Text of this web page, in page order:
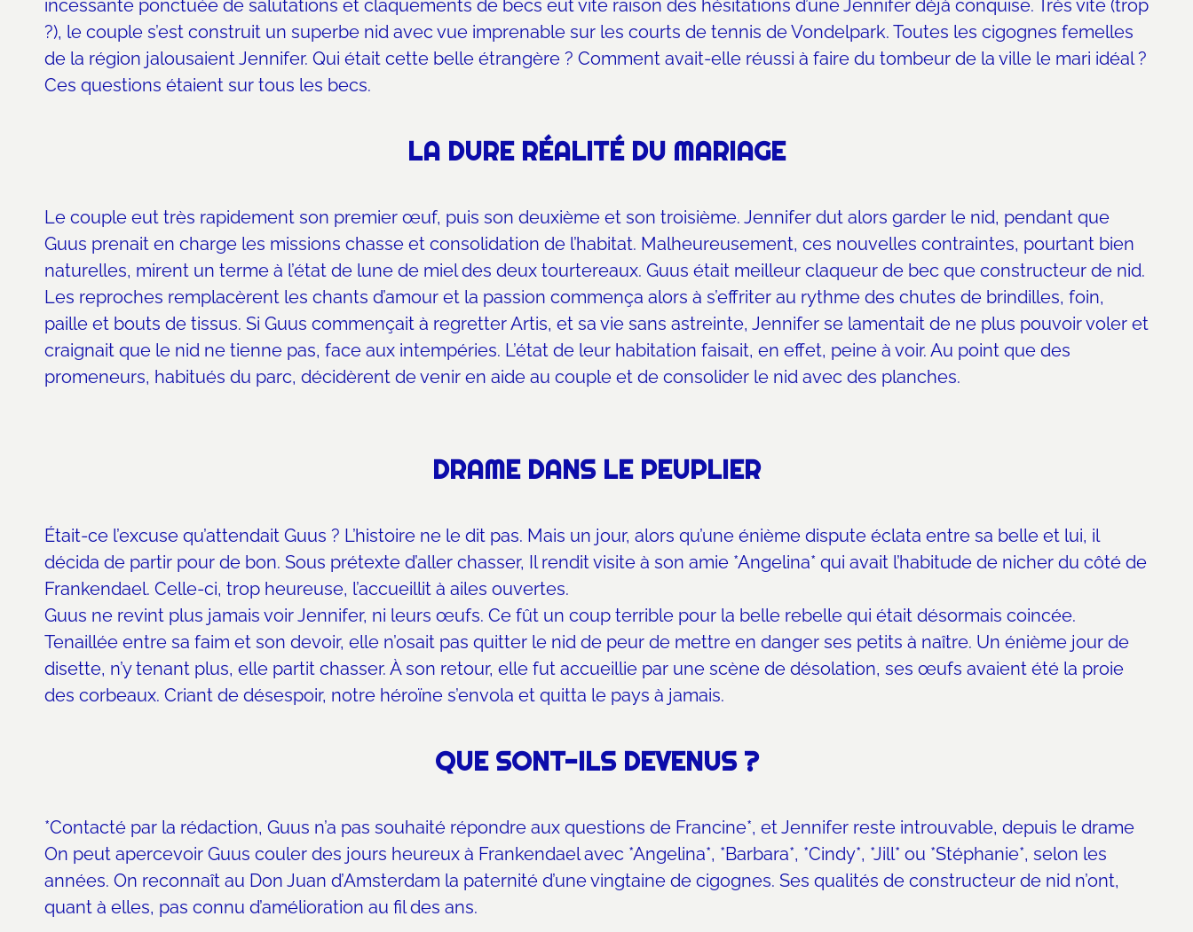
incessante ponctuée de salutations et claquements de becs eut vite raison des hésitations d’une Jennifer déjà conquise. Très vite (trop
?), le couple s’est construit un superbe nid avec vue imprenable sur les courts de tennis de Vondelpark. Toutes les cigognes femelles
de la région jalousaient Jennifer. Qui était cette belle étrangère ? Comment avait-elle réussi à faire du tombeur de la ville le mari idéal ?
Ces questions étaient sur tous les becs.
LA DURE RÉALITÉ DU MARIAGE
Le couple eut très rapidement son premier œuf, puis son deuxième et son troisième. Jennifer dut alors garder le nid, pendant que
Guus prenait en charge les missions chasse et consolidation de l’habitat. Malheureusement, ces nouvelles contraintes, pourtant bien
naturelles, mirent un terme à l’état de lune de miel des deux tourtereaux. Guus était meilleur claqueur de bec que constructeur de nid.
Les reproches remplacèrent les chants d’amour et la passion commença alors à s’effriter au rythme des chutes de brindilles, foin,
paille et bouts de tissus. Si Guus commençait à regretter Artis, et sa vie sans astreinte, Jennifer se lamentait de ne plus pouvoir voler et
craignait que le nid ne tienne pas, face aux intempéries. L’état de leur habitation faisait, en effet, peine à voir. Au point que des
promeneurs, habitués du parc, décidèrent de venir en aide au couple et de consolider le nid avec des planches.
DRAME DANS LE PEUPLIER
Était-ce l’excuse qu’attendait Guus ? L’histoire ne le dit pas. Mais un jour, alors qu’une énième dispute éclata entre sa belle et lui, il
décida de partir pour de bon. Sous prétexte d’aller chasser, Il rendit visite à son amie *Angelina* qui avait l’habitude de nicher du côté de
Frankendael. Celle-ci, trop heureuse, l’accueillit à ailes ouvertes.
Guus ne revint plus jamais voir Jennifer, ni leurs œufs. Ce fût un coup terrible pour la belle rebelle qui était désormais coincée.
Tenaillée entre sa faim et son devoir, elle n’osait pas quitter le nid de peur de mettre en danger ses petits à naître. Un énième jour de
disette, n’y tenant plus, elle partit chasser. À son retour, elle fut accueillie par une scène de désolation, ses œufs avaient été la proie
des corbeaux. Criant de désespoir, notre héroïne s’envola et quitta le pays à jamais.
QUE SONT-ILS DEVENUS ?
*Contacté par la rédaction, Guus n’a pas souhaité répondre aux questions de Francine*, et Jennifer reste introuvable, depuis le drame
On peut apercevoir Guus couler des jours heureux à Frankendael avec *Angelina*, *Barbara*, *Cindy*, *Jill* ou *Stéphanie*, selon les
années. On reconnaît au Don Juan d’Amsterdam la paternité d’une vingtaine de cigognes. Ses qualités de constructeur de nid n’ont,
quant à elles, pas connu d’amélioration au fil des ans.